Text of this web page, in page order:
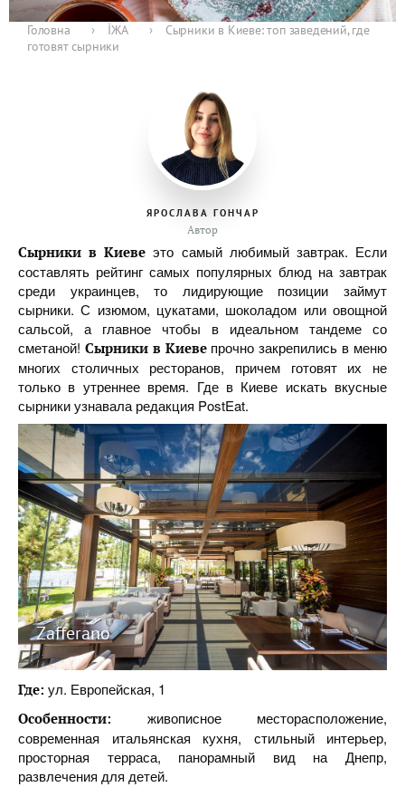
Головна › ЇЖА ›
Сырники в Киеве: топ заведений, где
готовят сырники
ЯРОСЛАВА ГОНЧАР
Автор
Сырники в Киеве это самый любимый завтрак. Если
составлять рейтинг самых популярных блюд на завтрак
среди украинцев, то лидирующие позиции займут
сырники. С изюмом, цукатами, шоколадом или овощной
сальсой, а главное чтобы в идеальном тандеме со
сметаной! Сырники в Киевепрочно закрепились в меню
многих столичных ресторанов, причем готовят их не
только в утреннее время. Где в Киеве искать вкусные
сырники узнавала редакция PostEat.
Zafferano
Где: ул. Европейская, 1
Особенности: живописное месторасположение,
современная итальянская кухня, стильный интерьер,
просторная терраса, панорамный вид на Днепр,
развлечения для детей.